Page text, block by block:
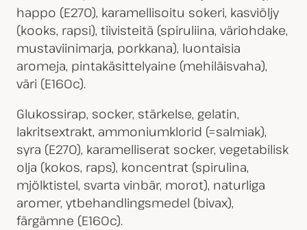
happo (E270), karamellisoitu sokeri, kasviöljy
(kooks, rapsi), tiivisteitä (spiruliina, väriohdake,
mustaviinimarja, porkkana), luontaisia
aromeja, pintakäsittelyaine (mehiläisvaha),
väri (E160c).
Glukossirap, socker, stärkelse, gelatin,
lakritsextrakt, ammoniumklorid (=salmiak),
syra (E270), karamelliserat socker, vegetabilisk
olja (kokos, raps), koncentrat (spirulina,
mjölktistel, svarta vinbär, morot), naturliga
aromer, ytbehandlingsmedel (bivax),
färgämne (E160c).